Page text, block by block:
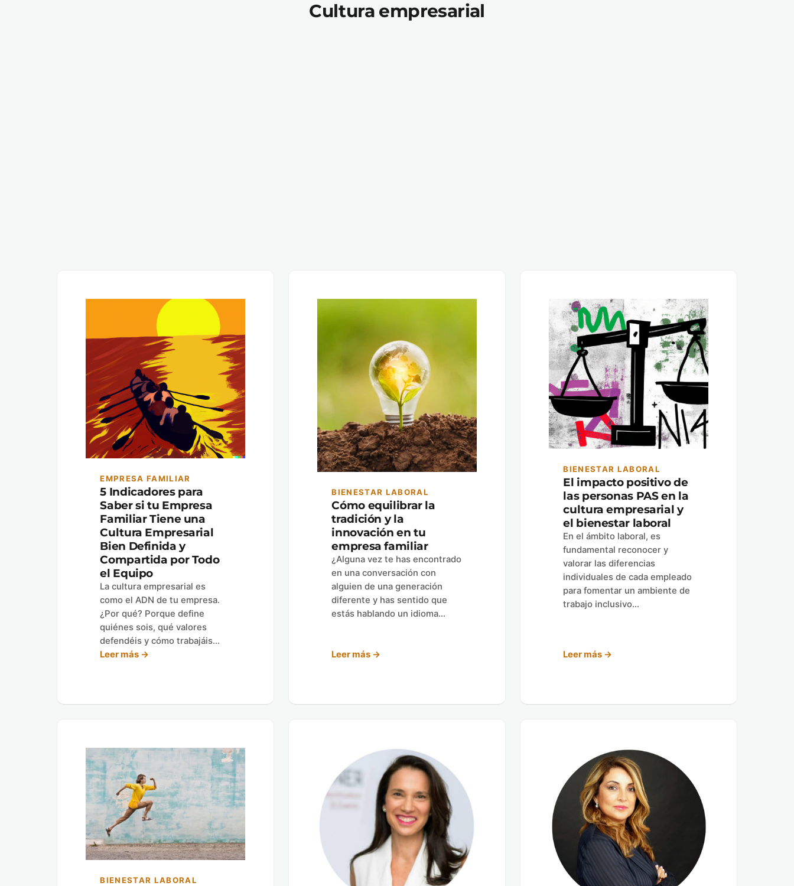
Cultura empresarial
EMPRESA FAMILIAR
5 Indicadores para
Saber si tu Empresa
Familiar Tiene una
Cultura Empresarial
Bien Definida y
Compartida por Todo
el Equipo
La cultura empresarial es
como el ADN de tu empresa.
¿Por qué? Porque define
quiénes sois, qué valores
defendéis y cómo trabajáis…
Leer más →
BIENESTAR LABORAL
Cómo equilibrar la
tradición y la
innovación en tu
empresa familiar
¿Alguna vez te has encontrado
en una conversación con
alguien de una generación
diferente y has sentido que
estás hablando un idioma…
Leer más →
BIENESTAR LABORAL
El impacto positivo de
las personas PAS en la
cultura empresarial y
el bienestar laboral
En el ámbito laboral, es
fundamental reconocer y
valorar las diferencias
individuales de cada empleado
para fomentar un ambiente de
trabajo inclusivo…
Leer más →
BIENESTAR LABORAL